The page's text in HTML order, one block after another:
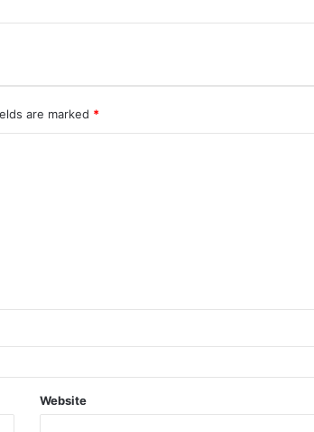
are marked *
Website